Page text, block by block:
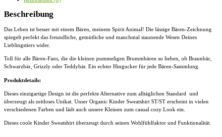
Beschreibung
Das Leben ist besser mit einem Bären, meinem Spirit Animal! Die lässige Bären-Zeichnung
spiegelt perfekt das freundliche, gemütliche und manchmal staunende Wesen Deines
Lieblingstiers wider.
Toll für alle Bären-Fans, die die kleinen pummeligen Brummbären so lieben, ob Braunbär,
Schwarzbär, Grizzly oder Teddybär. Ein echter Hingucker für jede Bären-Sammlung.
Produktdetails:
Dieses einzigartige Design ist die perfekte Alternative zum alltäglichen Standard und
überzeugt als zeitloses Unikat. Unser Organic Kinder Sweatshirt ST/ST erscheint in vielen
verschiedenen Farben und lädt auch unsere Kleinen zum casual cozy Look ein.
Dieses coole Kinder Sweatshirt überzeugt durch seinen Wohlfühlfaktor und Funktionalität.